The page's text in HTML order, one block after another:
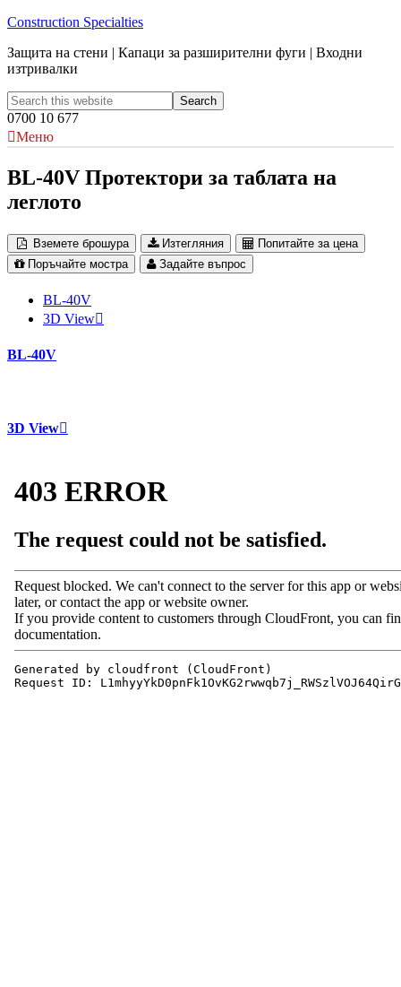
Construction Specialties
Защита на стени | Капаци за разширителни фуги | Входни
изтривалки
0700 10 677
Меню
BL-40V Протектори за таблата на
леглото
Вземете брошура Изтегляния
Попитайте за цена
Поръчайте мостра
Задайте въпрос
BL-40V
3D View
BL-40V
3D View